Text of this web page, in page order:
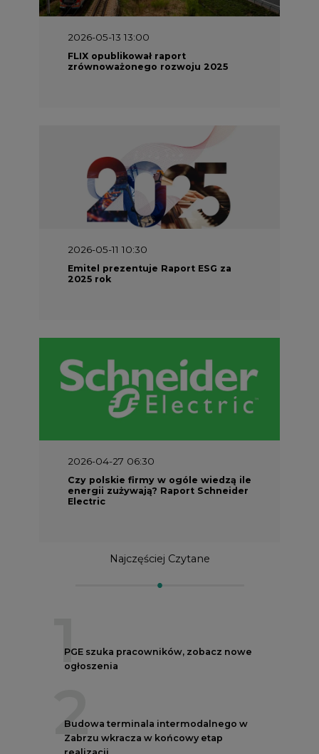
2026-05-13 13:00
FLIX opublikował raport
zrównoważonego rozwoju 2025
2026-05-11 10:30
Emitel prezentuje Raport ESG za
2025 rok
2026-04-27 06:30
Czy polskie firmy w ogóle wiedzą ile
energii zużywają? Raport Schneider
Electric
Najczęściej Czytane
1
PGE szuka pracowników, zobacz nowe
ogłoszenia
2
Budowa terminala intermodalnego w
Zabrzu wkracza w końcowy etap
realizacji